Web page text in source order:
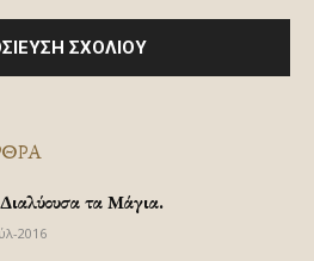
τα Μάγια.
2016